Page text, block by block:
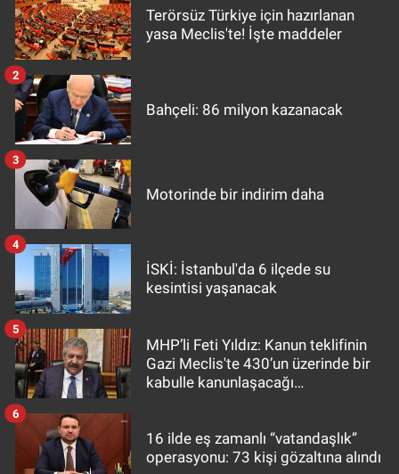
Terörsüz Türkiye için hazırlanan
yasa Meclis'te! İşte maddeler
Bahçeli: 86 milyon kazanacak
2
Motorinde bir indirim daha
3
İSKİ: İstanbul'da 6 ilçede su
kesintisi yaşanacak
4
MHP’li Feti Yıldız: Kanun teklifinin
Gazi Meclis'te 430’un üzerinde bir
kabulle kanunlaşacağı
5
16 ilde eş zamanlı “vatandaşlık”
operasyonu: 73 kişi gözaltına alındı
6